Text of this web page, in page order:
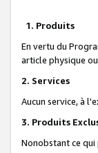
1. Produits
En vertu du
article physique
2. Services
Aucun service, à
3. Produits
Nonobstant ce qui